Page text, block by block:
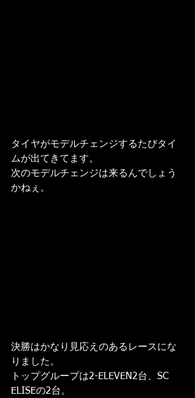
タイヤがモデルチェンジするたびタイ
ムが出てきてます。
次のモデルチェンジは来るんでしょう
かねぇ。
決勝はかなり見応えのあるレースにな
りました。
トップグループは2-ELEVEN2台、SC
ELISEの2台。